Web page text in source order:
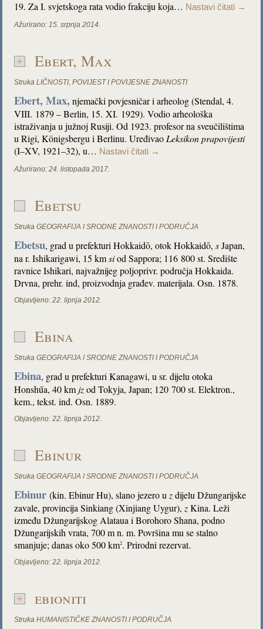
19. Za I. svjetskoga rata vodio frakciju koja… Nastavi čitati →
Ažurirano: 15. srpnja 2014.
Ebert, Max
Struka LIČNOSTI,POVIJEST I POVIJESNE ZNANOSTI
Ebert, Max, njemački povjesničar i arheolog (Stendal, 4.
VIII. 1879 – Berlin, 15. XI. 1929). Vodio arheološka
istraživanja u južnoj Rusiji. Od 1923. profesor na sveučilištima
u Rigi, Königsbergu i Berlinu. Uređivao Leksikon prapovijesti
(I–XV, 1921–32), u… Nastavi čitati →
Ažurirano: 24. listopada 2017.
Ebetsu
Struka GEOGRAFIJA I SRODNE ZNANOSTI I PODRUČJA
Ebetsu, grad u prefekturi Hokkaidō, otok Hokkaidō,sJapan,
na r. Ishikarigawi, 15 kmsiod Sappora; 116 800 st. Središte
ravnice Ishikari, najvažnijeg poljoprivr. područja Hokkaida.
Drvna, prehr. ind, proizvodnja građev. materijala. Osn. 1878.
Objavljeno: 22. lipnja 2012.
Ebina
Struka GEOGRAFIJA I SRODNE ZNANOSTI I PODRUČJA
Ebina, grad u prefekturi Kanagawi, u sr. dijelu otoka
Honshűa, 40 km jzod Tokyja, Japan; 120 700 st. Elektron.,
kem., tekst. ind. Osn. 1889.
Objavljeno: 22. lipnja 2012.
Ebinur
Struka GEOGRAFIJA I SRODNE ZNANOSTI I PODRUČJA
Ebinur(kin. Ebinur Hu), slano jezero u zdijelu Džungarijske
zavale, provincija Sinkiang (Xinjiang Uygur), zKina. Leži
između Džungarijskog Alataua i Borohoro Shana, podno
Džungarijskih vrata, 700 m n. m. Površina mu se stalno
smanjuje; danas oko 500 km2. Prirodni rezervat.
Objavljeno: 22. lipnja 2012.
ebioniti
Struka HUMANISTIČKE ZNANOSTI I PODRUČJA